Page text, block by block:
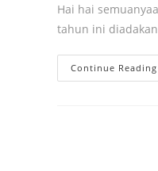
Hai hai
tahun ini
Continue Reading